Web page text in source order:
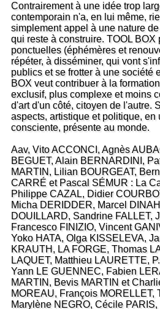
Contrairement à une idée trop
contemporain n'a, en lui même,
simplement appel à une nature
qui reste à construire. TOOL
ponctuelles (éphémères et
répéter, à disséminer, qui vont
publics et se frotter à une société
BOX veut contribuer à la
exclusif, plus complexe et moins
d'art d'un côté, citoyen de l'autre.
aspects, artistique et politique, en
consciente, présente au monde.
Aav, Vito ACCONCI, Agnès
BEGUET, Alain BERNARDINI,
MARTIN, Lilian BOURGEAT,
CARRÉ et Pascal SÉMUR : La
Philippe CAZAL, Didier
Micha DERIDDER, Marcel
DOUILLARD, Sandrine FALLET,
Francesco FINIZIO, Vincent
Yoko HATA, Olga KISSELEVA,
KRAUTH, LA FORGE, Thomas
LAQUET, Matthieu LAURETTE,
Yann LE GUENNEC, Fabien
MARTIN, Bevis MARTIN et
MOREAU, François MORELLET,
Marylène NEGRO, Cécile